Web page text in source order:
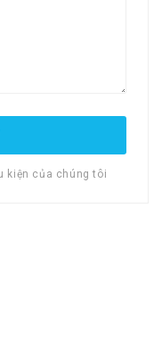
kiện của chúng tôi